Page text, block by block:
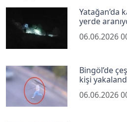
Yatağan’da
yerde
06.06.2026
Bingöl’de
kişi
06.06.2026